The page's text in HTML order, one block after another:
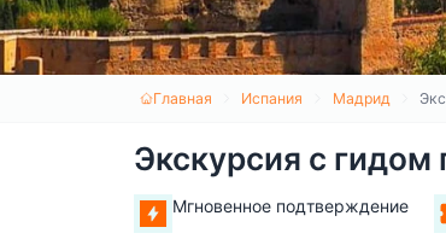
Главная Испания Мадрид
Экскурсия с
Мгновенное подтверждение